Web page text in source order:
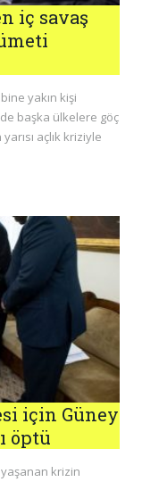
iç savaş
yakın kişi
başka ülkelere göç
açlık kriziyle
için Güney
öptü
krizin